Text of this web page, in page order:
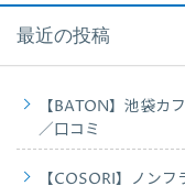
最近の投稿
【BATON】池袋カ
／口コミ
【COSORI】ノン